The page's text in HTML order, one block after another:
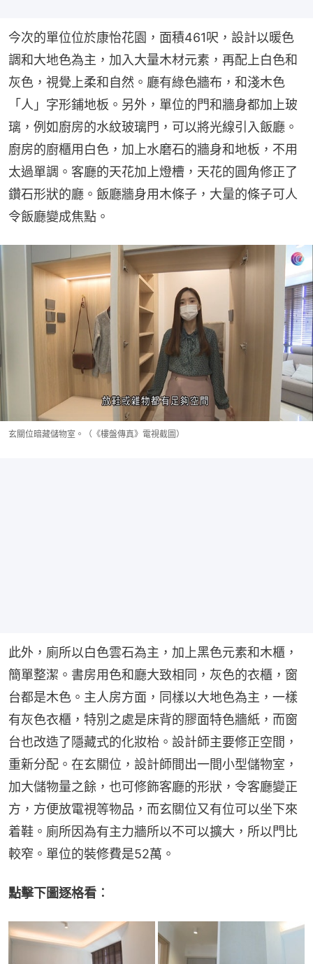
今次的單位位於康怡花園，面積461呎，設計以暖色
調和大地色為主，加入大量木材元素，再配上白色和
灰色，視覺上柔和自然。廳有綠色牆布，和淺木色
「人」字形鋪地板。另外，單位的門和牆身都加上玻
璃，例如廚房的水紋玻璃門，可以將光線引入飯廳。
廚房的廚櫃用白色，加上水磨石的牆身和地板，不用
太過單調。客廳的天花加上燈槽，天花的圓角修正了
鑽石形狀的廳。飯廳牆身用木條子，大量的條子可人
令飯廳變成焦點。
玄關位暗藏儲物室。（《樓盤傳真》電視截圖）
此外，廁所以白色雲石為主，加上黑色元素和木櫃，
簡單整潔。書房用色和廳大致相同，灰色的衣櫃，窗
台都是木色。主人房方面，同樣以大地色為主，一樣
有灰色衣櫃，特別之處是床背的膠面特色牆紙，而窗
台也改造了隱藏式的化妝枱。設計師主要修正空間，
重新分配。在玄關位，設計師間出一間小型儲物室，
加大儲物量之餘，也可修飾客廳的形狀，令客廳變正
方，方便放電視等物品，而玄關位又有位可以坐下來
着鞋。廁所因為有主力牆所以不可以擴大，所以門比
較窄。單位的裝修費是52萬。
點擊下圖逐格看︰